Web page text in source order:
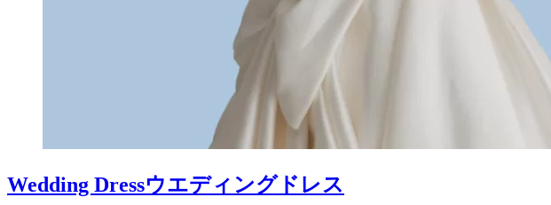
Wedding Dressウエディングドレス